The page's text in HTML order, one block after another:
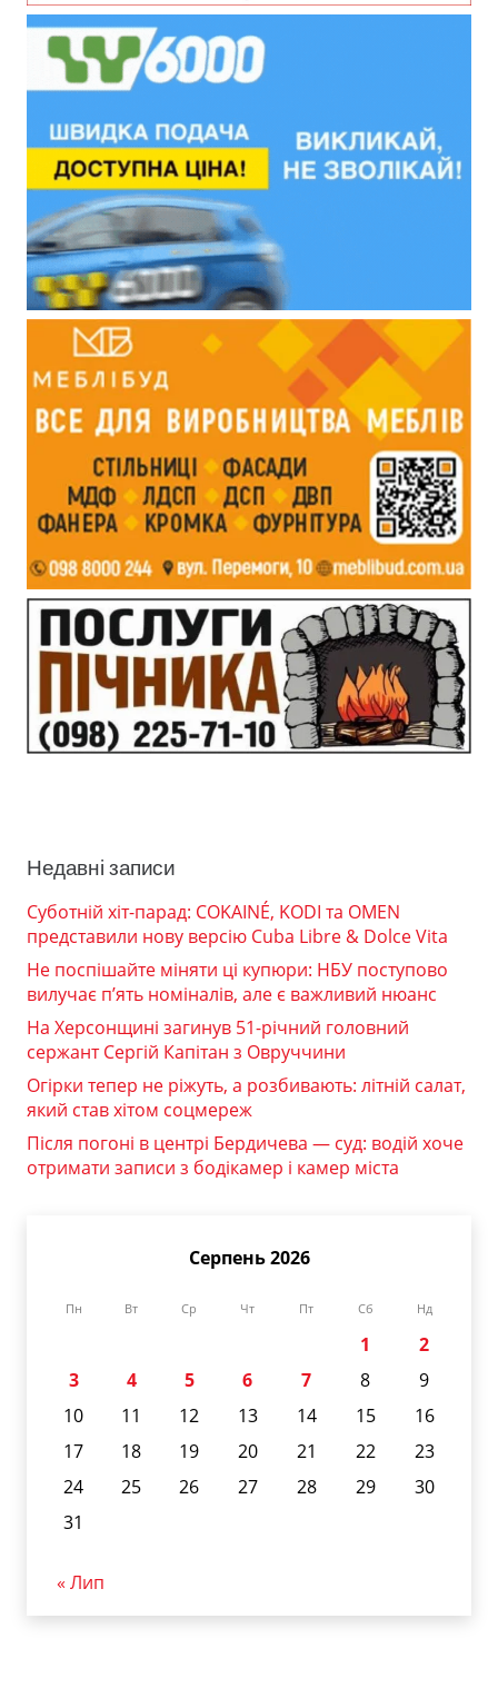
Недавні записи
Суботній хіт-парад: COKAINÉ, KODI та OMEN
представили нову версію Cuba Libre & Dolce Vita
Не поспішайте міняти ці купюри: НБУ поступово
вилучає п’ять номіналів, але є важливий нюанс
На Херсонщині загинув 51-річний головний
сержант Сергій Капітан з Овруччини
Огірки тепер не ріжуть, а розбивають: літній салат,
який став хітом соцмереж
Після погоні в центрі Бердичева — суд: водій хоче
отримати записи з бодікамер і камер міста
Серпень 2026
Пн Вт Ср Чт Пт Сб Нд
1
2
3
4 5 6 7 8
9
10
11 12 13 14 15
16
17
18 19 20 21 22
23
24
25 26 27 28 29
30
31
« Лип